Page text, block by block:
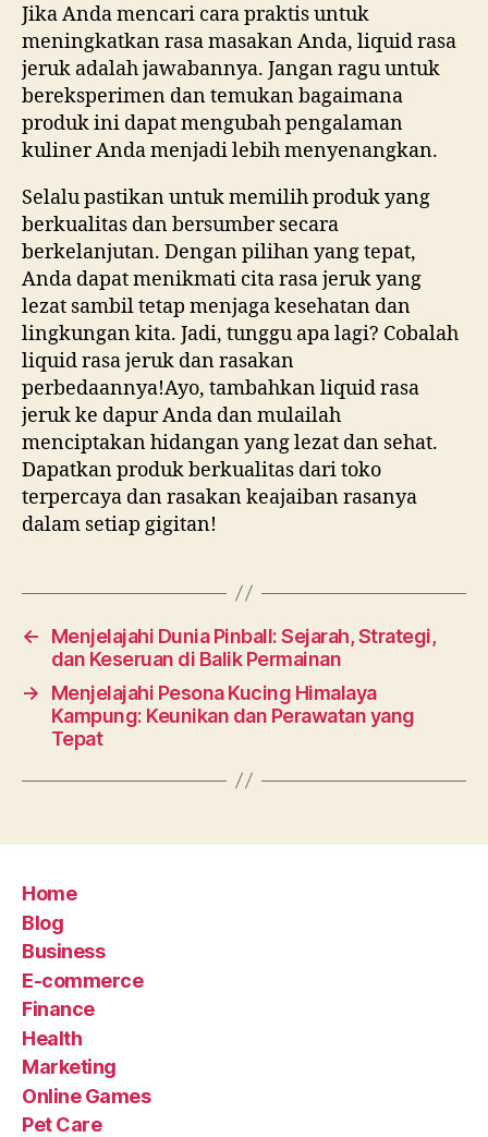
Jika Anda mencari cara praktis untuk
meningkatkan rasa masakan Anda, liquid rasa
jeruk adalah jawabannya. Jangan ragu untuk
bereksperimen dan temukan bagaimana
produk ini dapat mengubah pengalaman
kuliner Anda menjadi lebih menyenangkan.
Selalu pastikan untuk memilih produk yang
berkualitas dan bersumber secara
berkelanjutan. Dengan pilihan yang tepat,
Anda dapat menikmati cita rasa jeruk yang
lezat sambil tetap menjaga kesehatan dan
lingkungan kita. Jadi, tunggu apa lagi? Cobalah
liquid rasa jeruk dan rasakan
perbedaannya!Ayo, tambahkan liquid rasa
jeruk ke dapur Anda dan mulailah
menciptakan hidangan yang lezat dan sehat.
Dapatkan produk berkualitas dari toko
terpercaya dan rasakan keajaiban rasanya
dalam setiap gigitan!
←
Menjelajahi Dunia Pinball: Sejarah, Strategi,
dan Keseruan di Balik Permainan
→
Menjelajahi Pesona Kucing Himalaya
Kampung: Keunikan dan Perawatan yang
Tepat
Home
Blog
Business
E-commerce
Finance
Health
Marketing
Online Games
Pet Care